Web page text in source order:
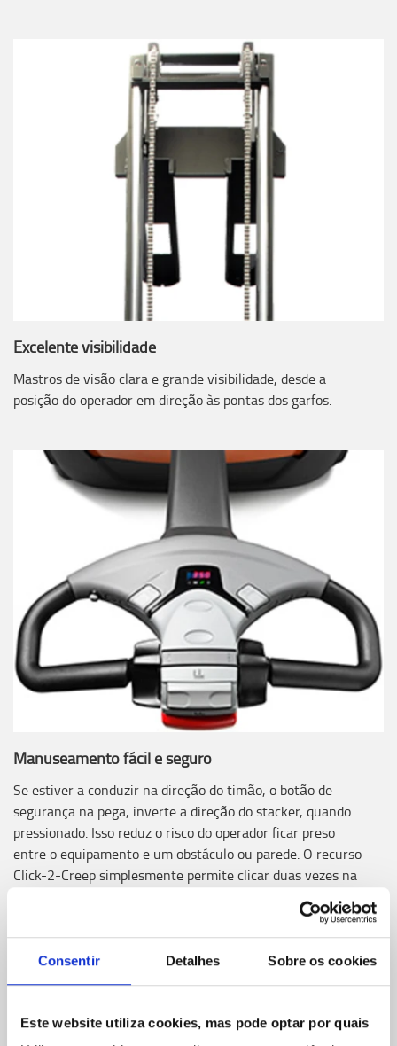
Consentir Detalhes Sobre os cookies
Este website utiliza cookies, mas pode optar por quais
Excelente visibilidade
Mastros de visão clara e grande visibilidade, desde a
posição do operador em direção às pontas dos garfos.
Manuseamento fácil e seguro
Se estiver a conduzir na direção do timão, o botão de
segurança na pega, inverte a direção do stacker, quando
pressionado. Isso reduz o risco do operador ficar preso
entre o equipamento e um obstáculo ou parede. O recurso
Click-2-Creep simplesmente permite clicar duas vezes na
alavanca de controle, para definir o modo de fluência,
dando ao operador um controlo mais seguro em situações
apertadas.